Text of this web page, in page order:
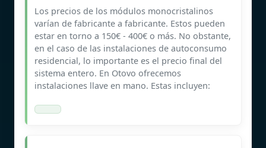
Los precios de los módulos monocristalinos
varían de fabricante a fabricante. Estos pueden
estar en torno a 150€ - 400€ o más. No obstante,
en el caso de las instalaciones de autoconsumo
residencial, lo importante es el precio final del
sistema entero. En Otovo ofrecemos
instalaciones llave en mano. Estas incluyen: